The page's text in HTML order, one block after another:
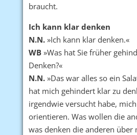
braucht.
Ich kann klar denken
N.N.»Ich kann klar denken.«
WB»Was hat Sie früher
Denken?«
N.N.»Das war alles so ein
hat mich gehindert klar zu
irgendwie versucht habe,
orientieren. Was wollen die
was denken die anderen über